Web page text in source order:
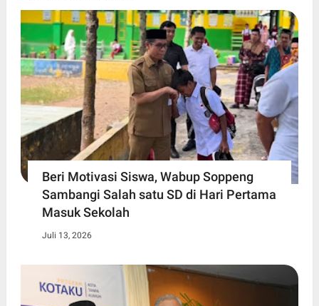
Beri Motivasi Siswa, Wabup Soppeng
Sambangi Salah satu SD di Hari Pertama
Masuk Sekolah
Juli 13, 2026